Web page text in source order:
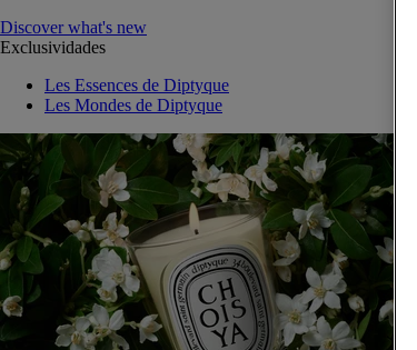
Discover what's new
Exclusividades
Les Essences de Diptyque
Les Mondes de Diptyque